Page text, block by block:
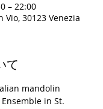
– 22:00
Vio, 30123 Venezia
て
mandolin
in St.